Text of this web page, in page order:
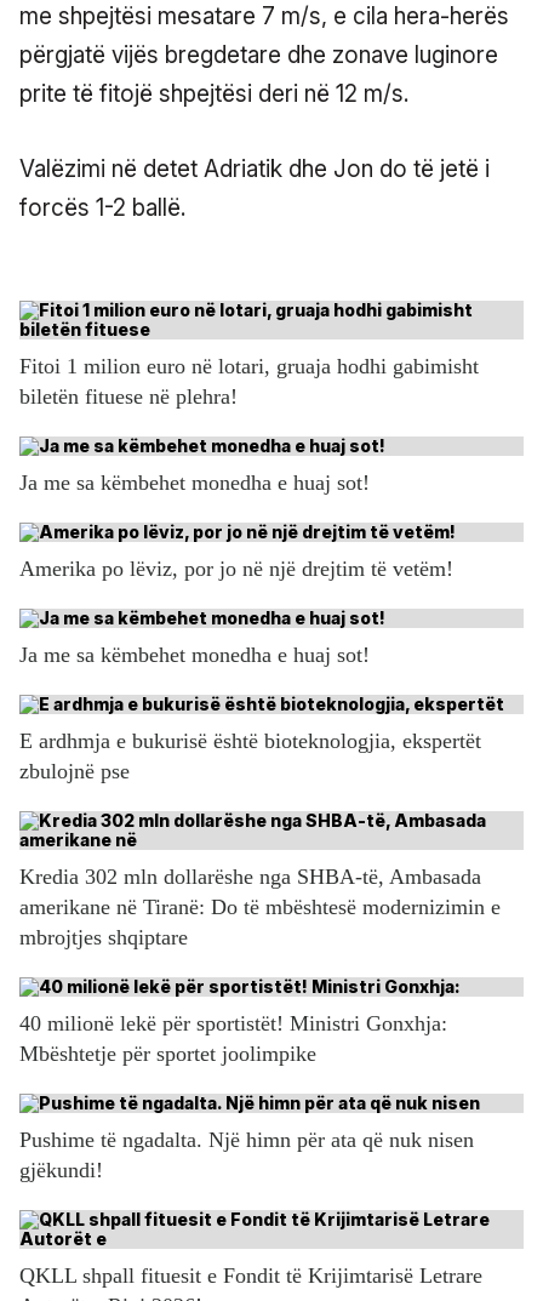
me shpejtësi mesatare 7 m/s, e cila hera-herës
përgjatë vijës bregdetare dhe zonave luginore
prite të fitojë shpejtësi deri në 12 m/s.
Valëzimi në detet Adriatik dhe Jon do të jetë i
forcës 1-2 ballë.
Fitoi 1 milion euro në lotari, gruaja hodhi gabimisht
biletën fituese në plehra!
Ja me sa këmbehet monedha e huaj sot!
Amerika po lëviz, por jo në një drejtim të vetëm!
Ja me sa këmbehet monedha e huaj sot!
E ardhmja e bukurisë është bioteknologjia, ekspertët
zbulojnë pse
Kredia 302 mln dollarëshe nga SHBA-të, Ambasada
amerikane në Tiranë: Do të mbështesë modernizimin e
mbrojtjes shqiptare
40 milionë lekë për sportistët! Ministri Gonxhja:
Mbështetje për sportet joolimpike
Pushime të ngadalta. Një himn për ata që nuk nisen
gjëkundi!
QKLL shpall fituesit e Fondit të Krijimtarisë Letrare